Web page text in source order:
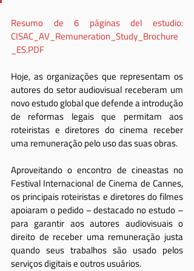
Resumo de 6 páginas del estudio:
CISAC_AV_Remuneration_Study_Brochure
_ES.PDF
Hoje, as organizações que representam os
autores do setor audiovisual receberam um
novo estudo global que defende a introdução
de reformas legais que permitam aos
roteiristas e diretores do cinema receber
uma remuneração pelo uso das suas obras.
Aproveitando o encontro de cineastas no
Festival Internacional de Cinema de Cannes,
os principais roteiristas e diretores do filmes
apoiaram o pedido – destacado no estudo –
para garantir aos autores audiovisuais o
direito de receber uma remuneração justa
quando seus trabalhos são usado pelos
serviços digitais e outros usuários.